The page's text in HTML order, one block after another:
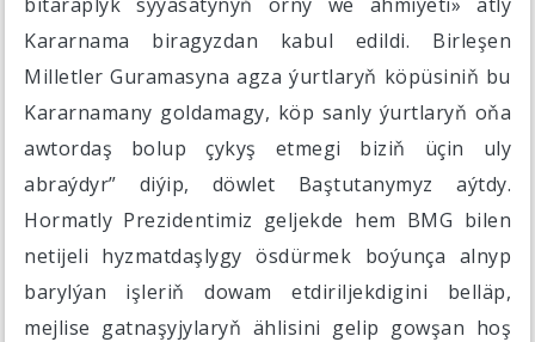
Kararnama biragyzdan kabul edildi. Birleşen
Milletler Guramasyna agza ýurtlaryň köpüsiniň bu
Kararnamany goldamagy, köp sanly ýurtlaryň oňa
awtordaş bolup çykyş etmegi biziň üçin uly
abraýdyr” diýip, döwlet Baştutanymyz aýtdy.
Hormatly Prezidentimiz geljekde hem BMG bilen
netijeli hyzmatdaşlygy ösdürmek boýunça alnyp
barylýan işleriň dowam etdiriljekdigini belläp,
mejlise gatnaşyjylaryň ählisini gelip gowşan hoş